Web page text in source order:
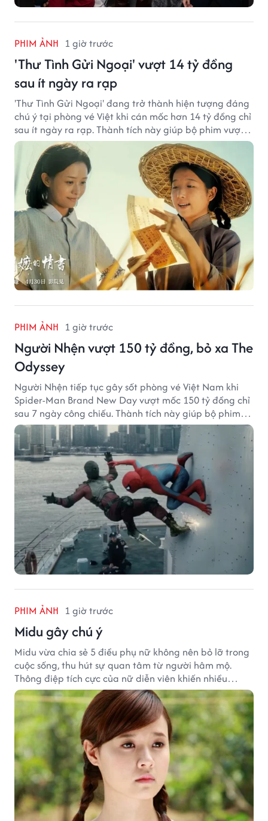
PHIM ẢNH 1 giờ trước
'Thư Tình Gửi Ngoại' vượt 14 tỷ đồng
sau ít ngày ra rạp
'Thư Tình Gửi Ngoại' đang trở thành hiện tượng đáng
chú ý tại phòng vé Việt khi cán mốc hơn 14 tỷ đồng chỉ
sau ít ngày ra rạp. Thành tích này giúp bộ phim vượt
kỳ vọng ban đầu và duy trì sức hút giữa cuộc cạnh
tranh của nhiều tác phẩm lớn.
PHIM ẢNH 1 giờ trước
Người Nhện vượt 150 tỷ đồng, bỏ xa The
Odyssey
Người Nhện tiếp tục gây sốt phòng vé Việt Nam khi
Spider-Man Brand New Day vượt mốc 150 tỷ đồng chỉ
sau 7 ngày công chiếu. Thành tích này giúp bộ phim
của Tom Holland tạo khoảng cách đáng kể với The
Odyssey trên đường đua doanh thu.
PHIM ẢNH 1 giờ trước
Midu gây chú ý
Midu vừa chia sẻ 5 điều phụ nữ không nên bỏ lỡ trong
cuộc sống, thu hút sự quan tâm từ người hâm mộ.
Thông điệp tích cực của nữ diễn viên khiến nhiều
người đồng cảm khi nhìn lại hành trình sự nghiệp và
hạnh phúc hiện tại của cô.